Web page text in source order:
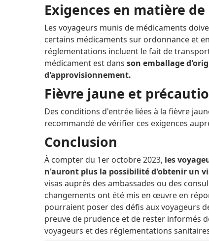
Exigences en matière
Les voyageurs munis de médicaments
certains médicaments sur ordonnance et
réglementations incluent le fait de
médicament est dans son emballage
d'approvisionnement.
Fièvre jaune et
Des conditions d'entrée liées à la fièvre
recommandé de vérifier ces exigences
Conclusion
À compter du 1er octobre 2023, les
n'auront plus la possibilité d'obtenir un
visas auprès des ambassades ou des
changements ont été mis en œuvre en
pourraient poser des défis aux voyageurs
preuve de prudence et de rester informés
voyageurs et des réglementations